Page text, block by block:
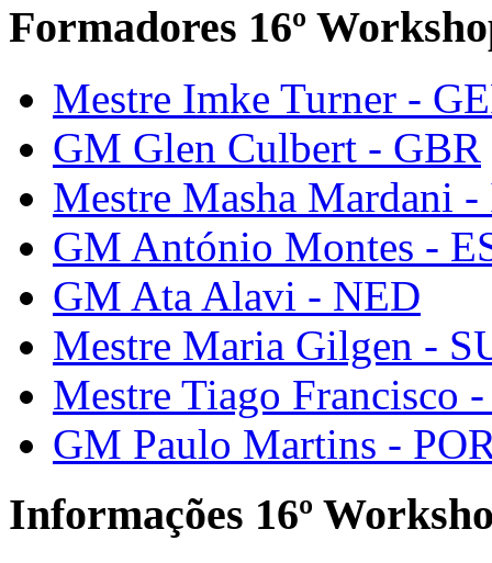
Formadores 16º
Mestre Imke Turner -
GM Glen Culbert - GBR
Mestre Masha Mardani
GM António Montes -
GM Ata Alavi - NED
Mestre Maria Gilgen -
Mestre Tiago Francisco
GM Paulo Martins -
Informações 16º